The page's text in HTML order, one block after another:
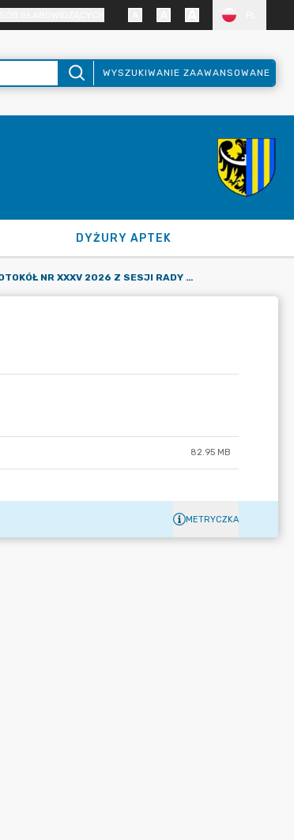
WYSZUKIWANIE ZAAWANSOWANE
DYŻURY APTEK
PROTOKÓŁ NR XXXV 2026 Z SESJI RADY POWIATU Z DNIA 12.06.2026 R.
82.95 MB
METRYCZKA